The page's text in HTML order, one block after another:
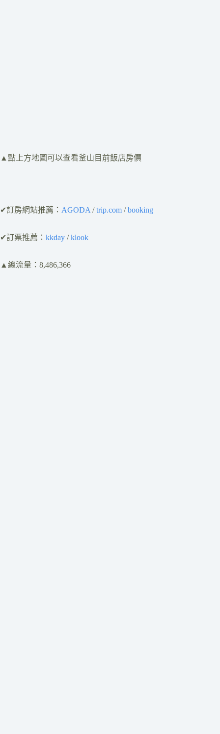
​▲點上方地圖可以查看釜山目前飯店房價
✔訂房網站推薦： AGODA /trip.com /booking
✔訂票推薦： kkday /klook
▲總流量：8,486,366